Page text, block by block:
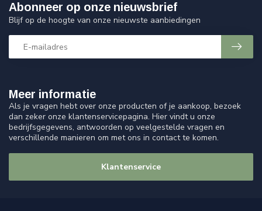
Meer informatie
Als je vragen hebt over onze producten of je aankoop, bezoek
dan zeker onze klantenservicepagina. Hier vindt u onze
bedrijfsgegevens, antwoorden op veelgestelde vragen en
verschillende manieren om met ons in contact te komen.
Klantenservice
Abonneer op onze nieuwsbrief
Blijf op de hoogte van onze nieuwste aanbiedingen